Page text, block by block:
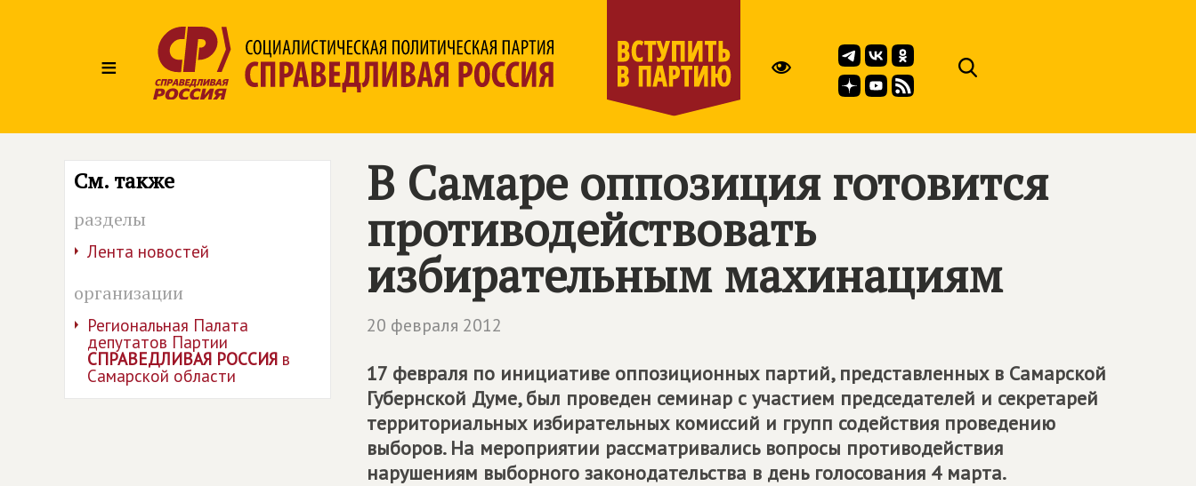
≡
См. также
разделы
Лента новостей
организации
Региональная Палата
депутатов Партии
СПРАВЕДЛИВАЯ РОССИЯ в
Самарской области
В Самаре оппозиция готовится
противодействовать
избирательным махинациям
20 февраля 2012
17 февраля по инициативе оппозиционных партий, представленных в Самарской
Губернской Думе, был проведен семинар с участием председателей и секретарей
территориальных избирательных комиссий и групп содействия проведению
выборов. На мероприятии рассматривались вопросы противодействия
нарушениям выборного законодательства в день голосования 4 марта.